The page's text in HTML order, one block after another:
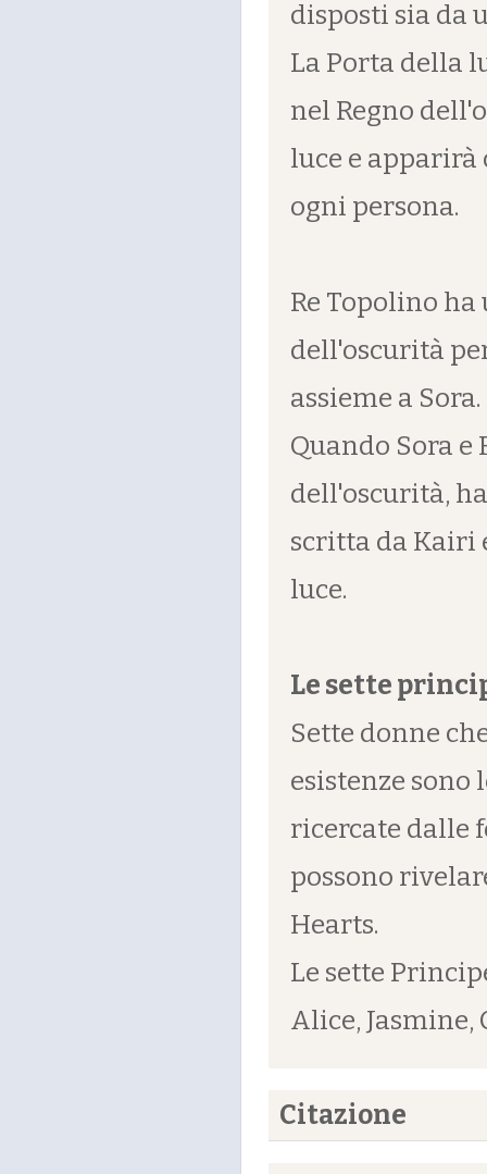
disposti sia da
La Porta della
nel Regno
luce e apparirà
ogni persona.
Re Topolino
dell'oscurità
assieme a Sora.
Quando Sora e
dell'oscurità,
scritta da Kairi
luce.
Le sette
Sette donne
esistenze sono
ricercate dalle
possono
Hearts.
Le sette
Alice, Jasmine,
Citazione